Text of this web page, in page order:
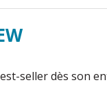
seller dès son